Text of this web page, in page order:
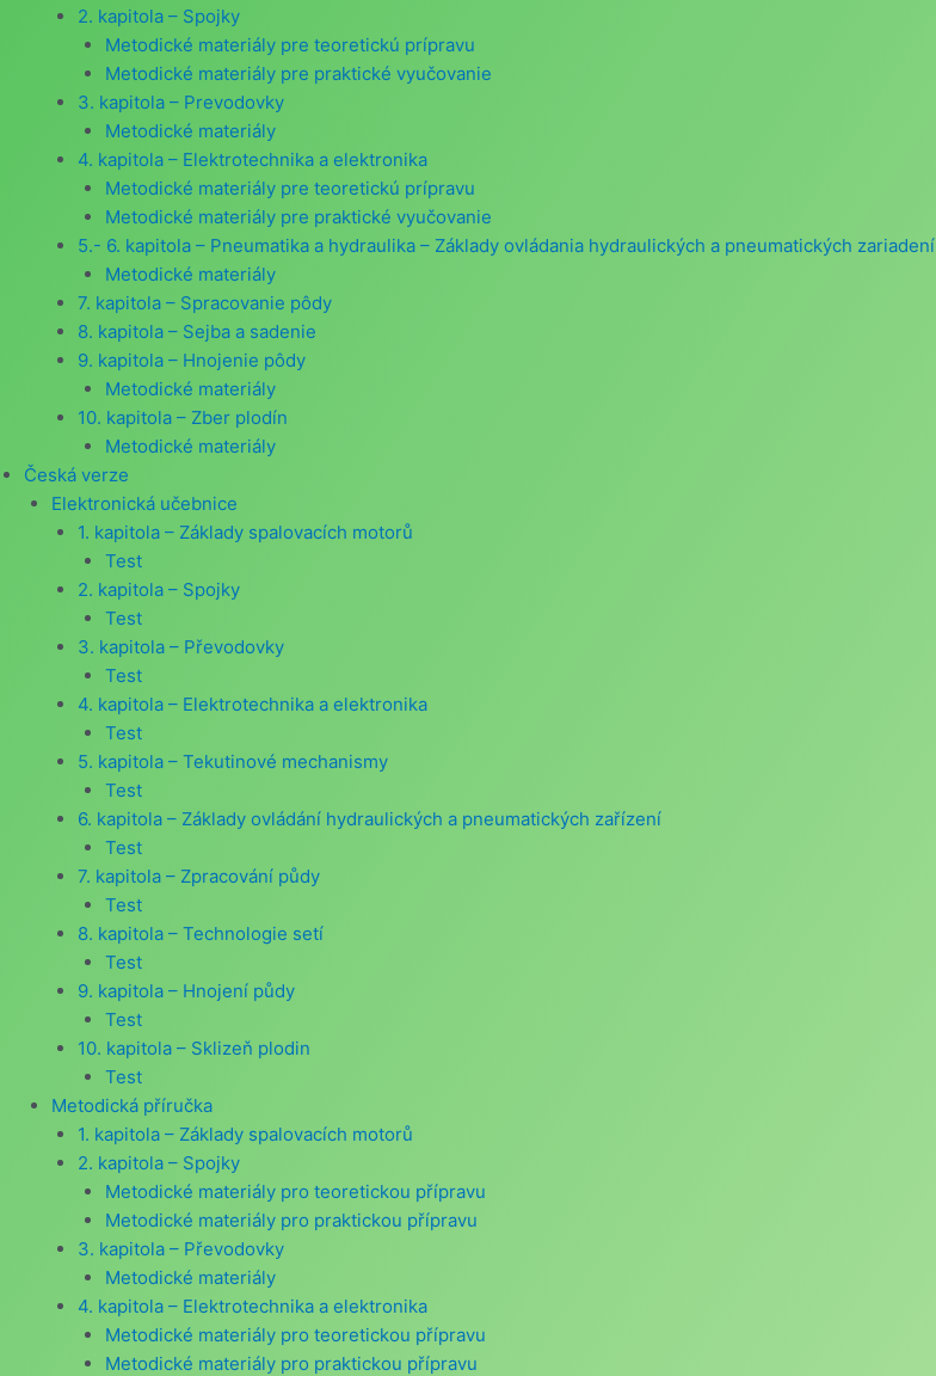
2. kapitola – Spojky
Metodické materiály pre teoretickú prípravu
Metodické materiály pre praktické vyučovanie
3. kapitola – Prevodovky
Metodické materiály
4. kapitola – Elektrotechnika a elektronika
Metodické materiály pre teoretickú prípravu
Metodické materiály pre praktické vyučovanie
5.- 6. kapitola – Pneumatika a hydraulika – Základy ovládania hydraulických a pneumatických zariadení
Metodické materiály
7. kapitola – Spracovanie pôdy
8. kapitola – Sejba a sadenie
9. kapitola – Hnojenie pôdy
Metodické materiály
10. kapitola – Zber plodín
Metodické materiály
Česká verze
Elektronická učebnice
1. kapitola – Základy spalovacích motorů
Test
2. kapitola – Spojky
Test
3. kapitola – Převodovky
Test
4. kapitola – Elektrotechnika a elektronika
Test
5. kapitola – Tekutinové mechanismy
Test
6. kapitola – Základy ovládání hydraulických a pneumatických zařízení
Test
7. kapitola – Zpracování půdy
Test
8. kapitola – Technologie setí
Test
9. kapitola – Hnojení půdy
Test
10. kapitola – Sklizeň plodin
Test
Metodická příručka
1. kapitola – Základy spalovacích motorů
2. kapitola – Spojky
Metodické materiály pro teoretickou přípravu
Metodické materiály pro praktickou přípravu
3. kapitola – Převodovky
Metodické materiály
4. kapitola – Elektrotechnika a elektronika
Metodické materiály pro teoretickou přípravu
Metodické materiály pro praktickou přípravu